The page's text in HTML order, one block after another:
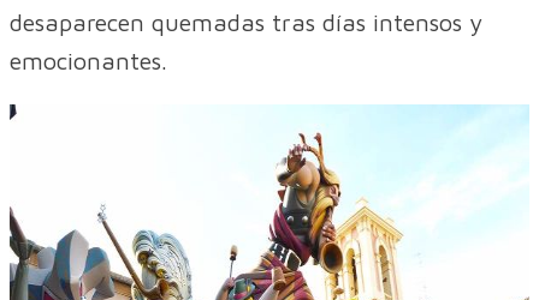
desaparecen quemadas tras días intensos y
emocionantes.